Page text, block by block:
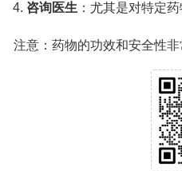
咨询医生 ：尤其是对特定
注意：药物的功效和安全性